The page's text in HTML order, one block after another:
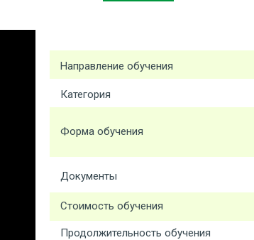
Направление обучения
Категория
Форма обучения
Документы
Стоимость обучения
Продолжительность обучения